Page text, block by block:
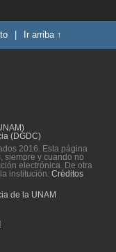
Ir arriba ↑
(DGDC)
2016. Esta página
siempre y cuando no
electrónica. De otra
institución. Créditos
de la UNAM